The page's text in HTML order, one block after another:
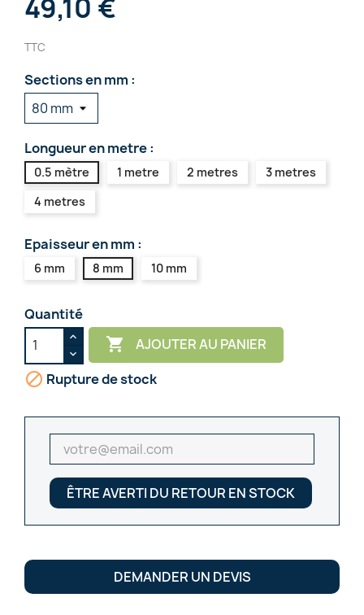
49,10 €
TTC
Sections en mm :
Longueur en metre :
0.5 mètre 1 metre 2 metres
3 metres
4 metres
Epaisseur en mm :
6 mm 8 mm 10 mm
Quantité
 AJOUTER AU PANIER
 Rupture de stock
ÊTRE AVERTI DU RETOUR EN STOCK
DEMANDER UN DEVIS